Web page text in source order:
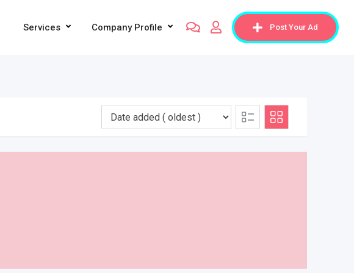
Post Your Ad
Services Company Profile